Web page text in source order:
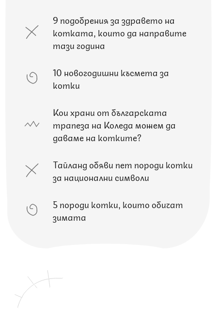
9 подобрения за здравето на
котката, които да направите
тази година
10 новогодишни късмета за
котки
Кои храни от българската
трапеза на Коледа можем да
даваме на котките?
Тайланд обяви пет породи котки
за национални символи
5 породи котки, които обичат
зимата